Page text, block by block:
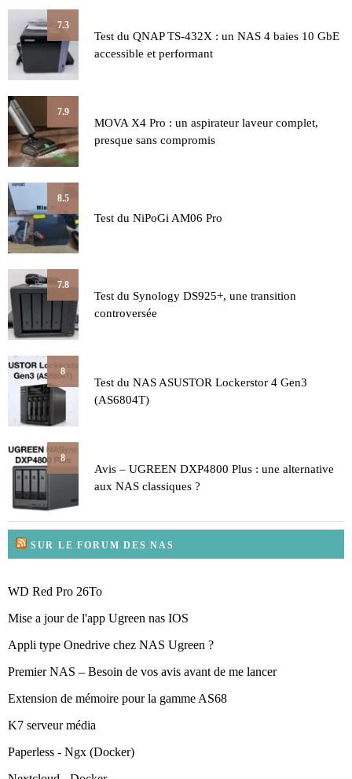
7.3
Test du QNAP TS-432X : un NAS 4 baies 10 GbE
accessible et performant
7.9
MOVA X4 Pro : un aspirateur laveur complet,
presque sans compromis
8.5
Test du NiPoGi AM06 Pro
7.8
Test du Synology DS925+, une transition
controversée
8
Test du NAS ASUSTOR Lockerstor 4 Gen3
(AS6804T)
8
Avis – UGREEN DXP4800 Plus : une alternative
aux NAS classiques ?
SUR LE FORUM DES NAS
WD Red Pro 26To
Mise a jour de l'app Ugreen nas IOS
Appli type Onedrive chez NAS Ugreen ?
Premier NAS – Besoin de vos avis avant de me lancer
Extension de mémoire pour la gamme AS68
K7 serveur média
Paperless - Ngx (Docker)